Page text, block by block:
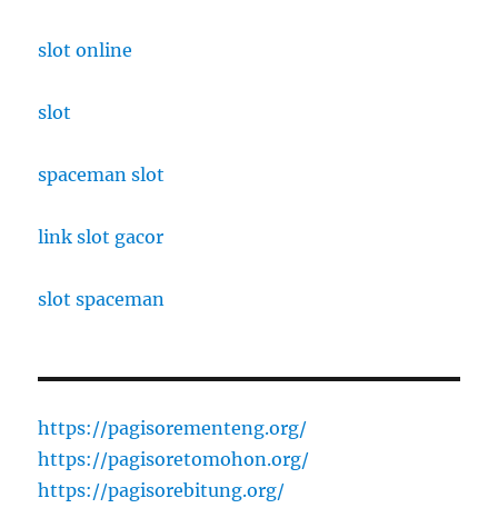
slot online
slot
spaceman slot
link slot gacor
slot spaceman
https://pagisorementeng.org/
https://pagisoretomohon.org/
https://pagisorebitung.org/